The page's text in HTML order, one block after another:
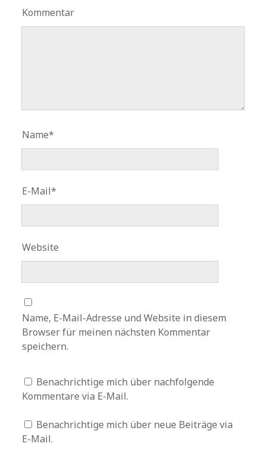
Kommentar
Name*
E-Mail*
Website
Name, E-Mail-Adresse und Website in diesem
Browser für meinen nächsten Kommentar
speichern.
Benachrichtige mich über nachfolgende
Kommentare via E-Mail.
Benachrichtige mich über neue Beiträge via
E-Mail.